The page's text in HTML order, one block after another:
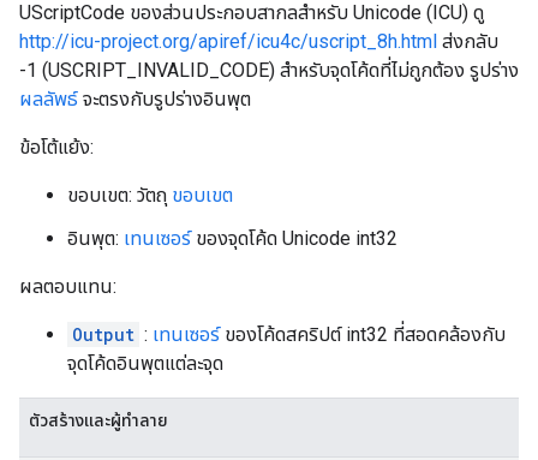
UScriptCode ของส่วนประกอบสากลสำหรับ Unicode (ICU) ดู
http://icu-project.org/apiref/icu4c/uscript_8h.html ส่งกลับ
-1 (USCRIPT_INVALID_CODE) สำหรับจุดโค้ดที่ไม่ถูกต้อง รูปร่าง
ผลลัพธ์ จะตรงกับรูปร่างอินพุต
ข้อโต้แย้ง:
ขอบเขต: วัตถุ ขอบเขต
อินพุต: เทนเซอร์ของจุดโค้ด Unicode int32
ผลตอบแทน:
Output : เทนเซอร์ของโค้ดสคริปต์ int32 ที่สอดคล้องกับ
จุดโค้ดอินพุตแต่ละจุด
ตัวสร้างและผู้ทำลาย